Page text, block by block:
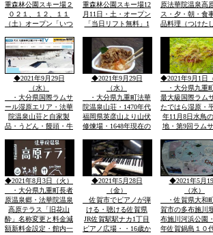
重森林公園スキー場２
０２１、１２、１１
（土）オープン「いつ
「大人も子供も体一つ
で来場OK一流メーカ
ーレンタルウェア４０
００セツト用意」
重森林公園スキー場12
月11日・土・オープン
「当日リフト無料」1
営業手ぶらでOKレン
タルウェア全サイズ用
意
原法華院温泉高
ス・夕・朝・食
品料理（つけた
DINER（九重
ー）品数豊富宿
で1万円前後予
ダイナープライ
企業様合宿・研
◆2021年9月29日
（水）
・大分県国際ラムサ
ール湿原エリア・法華
院温泉山荘と自家製
品・うどん・饅頭・牛
類・オリジナル専用お
土産・すべて一味違
う・天然温泉とお酒・
国際ラムサール湿原坊
がつるでテン泊・畳に
◆2021年9月29日
（水）
・大分県九重町法華
院温泉山荘・1470年代
福岡県英彦山より山伏
修煉場・1648年現在の
音・不動明王・毘沙門
天・江戸時代武田藩の
祈願所・明治15年本
坊・支所は消失24代弘
蔵孟夫が山宿
◆2021年9月1日
・大分県九重
最大級国際ラム
たではら湿原・
年11月8日水鳥
地・第9回ラム
内最大級標高１
から１２００ｍ
の野焼・地元ボ
アで環境維
◆2021年8月3日（火）
・大分県九重町長者
原温泉郷・法華院温泉
高原テラス「旧花山
酔」名称変更と料金減
額新料金設定・館内一
◆2021年5月28日
（金）
佐賀市でピアノが弾
ける・聴ける佐賀県
JR佐賀駅駅ナカ1丁目
ピアノ広場・・16歳か
◆2021年5月
（水）
・佐賀県大和
賀市の多布施川
布施川河浜公園
年佐賀鍋島１０